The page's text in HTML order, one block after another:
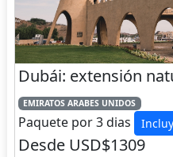
Dubái: extensión
EMIRATOS ARABES UNIDOS
Paquete por 3 dias
Desde USD$1309